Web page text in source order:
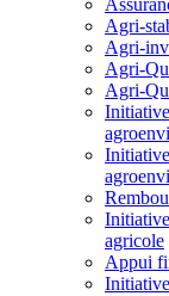
Agri-
Agri-
Agri-
Agri-
agricole
Appui